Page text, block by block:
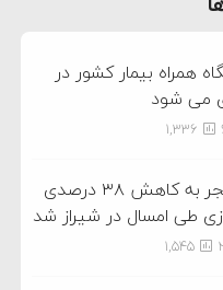
همراه بیمار کشور در
می شود
1,336
فرهنگ سازی منجر به کاهش ۳۸ درصدی
طی امسال در شیراز شد
1,545